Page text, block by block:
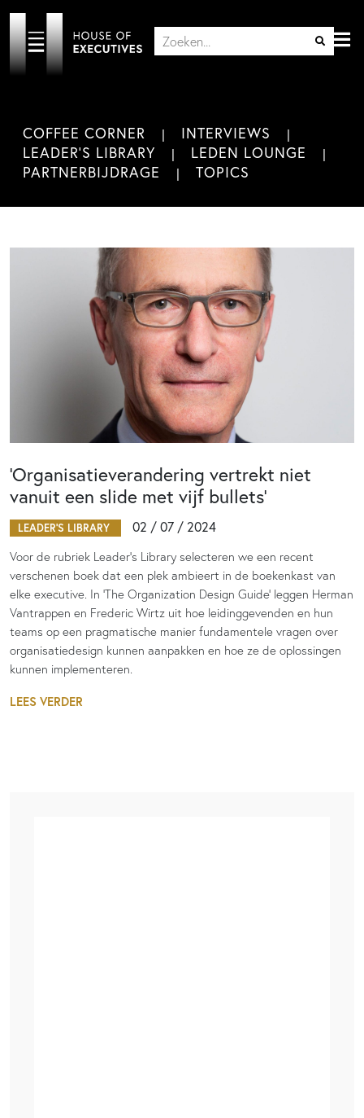
COFFEE CORNER
INTERVIEWS
LEADER'S LIBRARY
LEDEN LOUNGE
PARTNERBIJDRAGE
TOPICS
‘Organisatieverandering vertrekt niet
vanuit een slide met vijf bullets’
LEADER'S LIBRARY 02 / 07 / 2024
Voor de rubriek Leader’s Library selecteren we een recent
verschenen boek dat een plek ambieert in de boekenkast van
elke executive. In ‘The Organization Design Guide’ leggen Herman
Vantrappen en Frederic Wirtz uit hoe leidinggevenden en hun
teams op een pragmatische manier fundamentele vragen over
organisatiedesign kunnen aanpakken en hoe ze de oplossingen
kunnen implementeren.
LEES VERDER